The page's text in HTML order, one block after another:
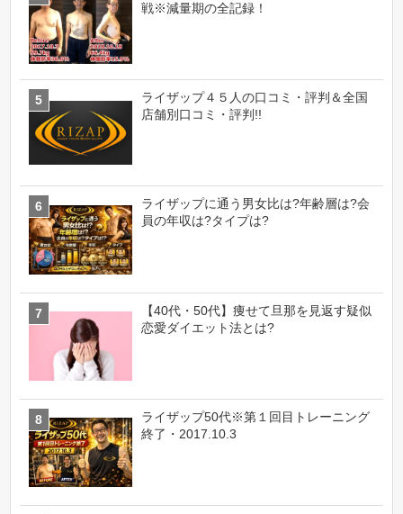
戦※減量期の全記録！
ライザップ４５人の口コミ・評判＆全国
店舗別口コミ・評判!!
ライザップに通う男女比は?年齢層は?会
員の年収は?タイプは?
【40代・50代】痩せて旦那を見返す疑似
恋愛ダイエット法とは?
ライザップ50代※第１回目トレーニング
終了・2017.10.3